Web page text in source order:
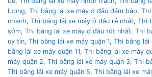
lượng, Thi bằng lái xe máy ở đâu đảm bảo,
nhanh, Thi bằng lái xe máy ở đâu rẻ nhất, Thi
sớm, Thi bằng lái xe máy ở đâu tốt nhất, Thi
uy tín, Thi bằng lái xe máy quận 1, Thi bằng lái
bằng lái xe máy quận 11, Thi bằng lái xe máy
máy quận 2, Thi bằng lái xe máy quận 3, Thi
Thi bằng lái xe máy quận 5, Thi bằng lái xe